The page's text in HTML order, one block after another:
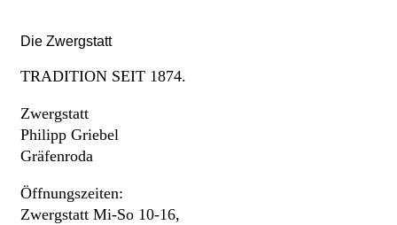
Die Zwergstatt
TRADITION SEIT 1874.
Zwergstatt
Philipp Griebel
Gräfenroda
Öffnungszeiten:
Zwergstatt Mi-So 10-16,